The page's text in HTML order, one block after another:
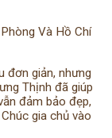
Và Hồ Chí
đơn giản, nhưng
Thịnh đã giúp
đảm bảo đẹp,
gia chủ vào